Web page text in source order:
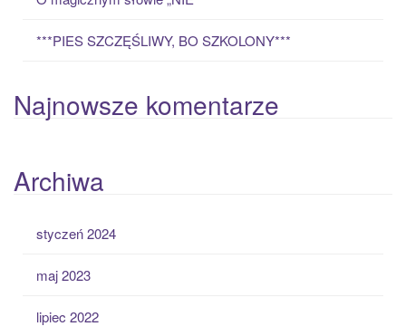
***PIES SZCZĘŚLIWY, BO SZKOLONY***
Najnowsze komentarze
Archiwa
styczeń 2024
maj 2023
lipiec 2022